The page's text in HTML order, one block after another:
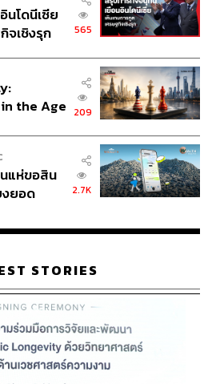
รของสถานีวิทยุ Cadena SER เมื่อ
งได้มาพบกันจริงๆ ในช่วงเดือน
นด์ “ผมให้เสื้อบูร์โกสกับเขา และ
”
ำนายว่าฮาลันด์จะเป็นคู่แข่งกับ คี
ปีข้างหน้า เหมือนยุคของเมสซี
รที่นักฟุตบอลในระดับนี้เห็นผม
งฮีโร่อีกที 🙂
นโดนีเซีย
จเชิงรุก
565
the Age
209
แห่ขอสิน
งยอด
2.7K
STORIES